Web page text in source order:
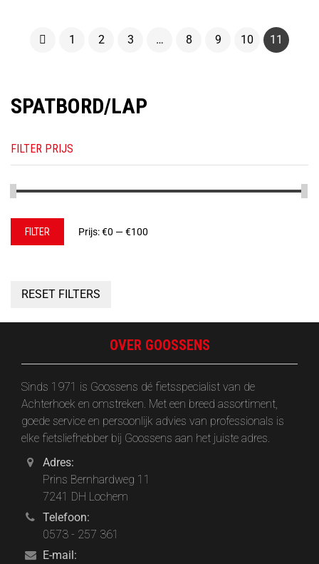
1 2 3 … 8 9 10 11
SPATBORD/LAP
FILTER PRIJS
Min.
Max.FILTER Prijs:€0 —€100
RESET FILTERS
OVER GOOSSENS
Sinds 1971 is Goossens dé fietsspecialist van de
Achterhoek en omstreken. Met een breed assortiment,
goede service en persoonlijk advies van professionals is
elke fietsliefhebber bij Goossens aan het juiste adres.
Adres:
Prins Bernhardweg 11
7241 DH Lochem
Telefoon:
0573 - 257 361
E-mail: